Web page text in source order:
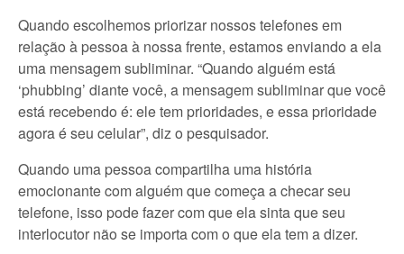
Quando escolhemos priorizar nossos telefones em
relação à pessoa à nossa frente, estamos enviando a ela
uma mensagem subliminar. “Quando alguém está
‘phubbing’ diante você, a mensagem subliminar que você
está recebendo é: ele tem prioridades, e essa prioridade
agora é seu celular”, diz o pesquisador.
Quando uma pessoa compartilha uma história
emocionante com alguém que começa a checar seu
telefone, isso pode fazer com que ela sinta que seu
interlocutor não se importa com o que ela tem a dizer.